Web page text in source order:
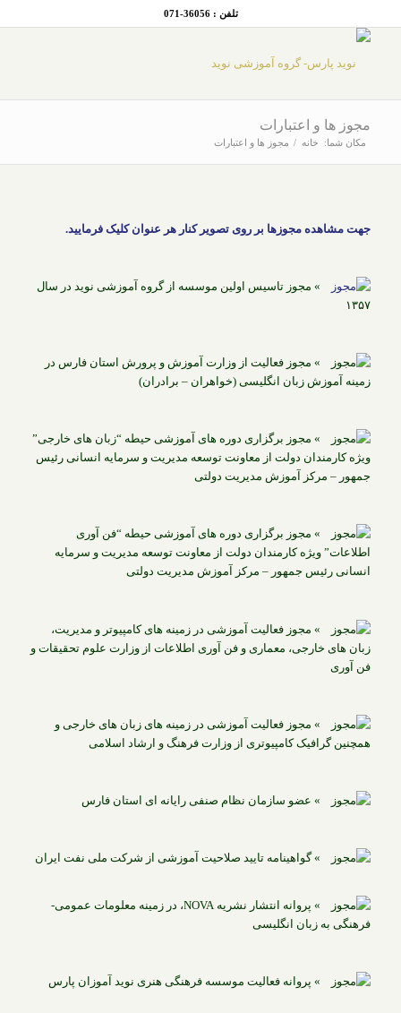
تلفن : 36056-071
مجوز ها و اعتبارات
مکان شما: خانه / مجوز ها و اعتبارات
جهت مشاهده مجوزها بر روی تصویر کنار هر عنوان کلیک فرمایید.
» مجوز تاسیس اولین موسسه از گروه آموزشی نوید در سال
۱۳۵۷
» مجوز فعالیت از وزارت آموزش و پرورش استان فارس در
زمینه آموزش زبان انگلیسی (خواهران – برادران)
» مجوز برگزاری دوره های آموزشی حیطه “زبان های خارجی”
ویژه کارمندان دولت از معاونت توسعه مدیریت و سرمایه انسانی رئیس
جمهور – مرکز آموزش مدیریت دولتی
» مجوز برگزاری دوره های آموزشی حیطه “فن آوری
اطلاعات” ویژه کارمندان دولت از معاونت توسعه مدیریت و سرمایه
انسانی رئیس جمهور – مرکز آموزش مدیریت دولتی
» مجوز فعالیت آموزشی در زمینه های کامپیوتر و مدیریت،
زبان های خارجی، معماری و فن آوری اطلاعات از وزارت علوم تحقیقات و
فن آوری
» مجوز فعالیت آموزشی در زمینه های زبان های خارجی و
همچنین گرافیک کامپیوتری از وزارت فرهنگ و ارشاد اسلامی
» عضو سازمان نظام صنفی رایانه ای استان فارس
» گواهینامه تایید صلاحیت آموزشی از شرکت ملی نفت ایران
» پروانه انتشار نشریه NOVA، در زمینه معلومات عمومی-
فرهنگی به زبان انگلیسی
» پروانه فعالیت موسسه فرهنگی هنری نوید آموزان پارس